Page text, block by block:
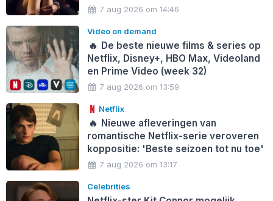
7 aug 2026 om 14:46
Video on demand
🔥 De beste nieuwe films & series op
Netflix, Disney+, HBO Max, Videoland
en Prime Video (week 32)
7 aug 2026 om 13:59
Netflix
🔥 Nieuwe afleveringen van
romantische Netflix-serie veroveren
koppositie: 'Beste seizoen tot nu toe'
7 aug 2026 om 13:17
Celebrities